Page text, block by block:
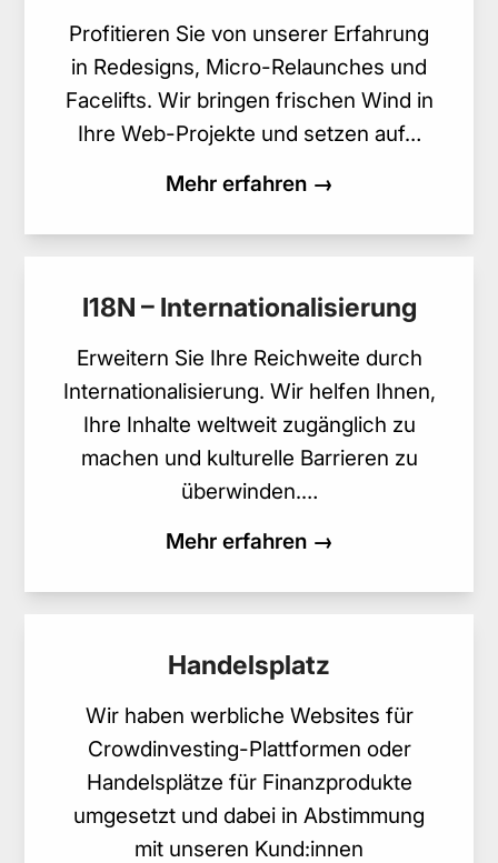
Profitieren Sie von unserer Erfahrung
in Redesigns, Micro-Relaunches und
Facelifts. Wir bringen frischen Wind in
Ihre Web-Projekte und setzen auf…
Mehr erfahren →
I18N – Internationalisierung
Erweitern Sie Ihre Reichweite durch
Internationalisierung. Wir helfen Ihnen,
Ihre Inhalte weltweit zugänglich zu
machen und kulturelle Barrieren zu
überwinden.…
Mehr erfahren →
Handelsplatz
Wir haben werbliche Websites für
Crowdinvesting-Plattformen oder
Handelsplätze für Finanzprodukte
umgesetzt und dabei in Abstimmung
mit unseren Kund:innen